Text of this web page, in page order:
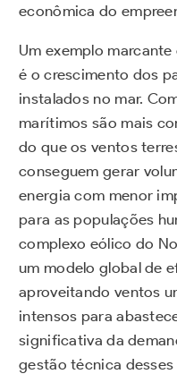
econômica do
Um exemplo
é o crescimento dos
instalados no mar.
marítimos são mais
do que os ventos
conseguem gerar
energia com menor
para as populações
complexo eólico do
um modelo global de
aproveitando ventos
intensos para
significativa da
gestão técnica desses